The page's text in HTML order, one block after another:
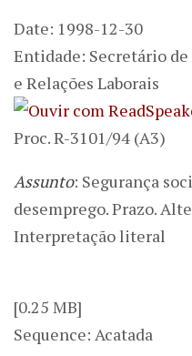
Date: 1998-12-30
Entidade: Secretário de
e Relações Laborais
Proc. R-3101/94 (A3)
Assunto: Segurança
desemprego. Prazo.
Interpretação literal
[0.25 MB]
Sequence: Acatada